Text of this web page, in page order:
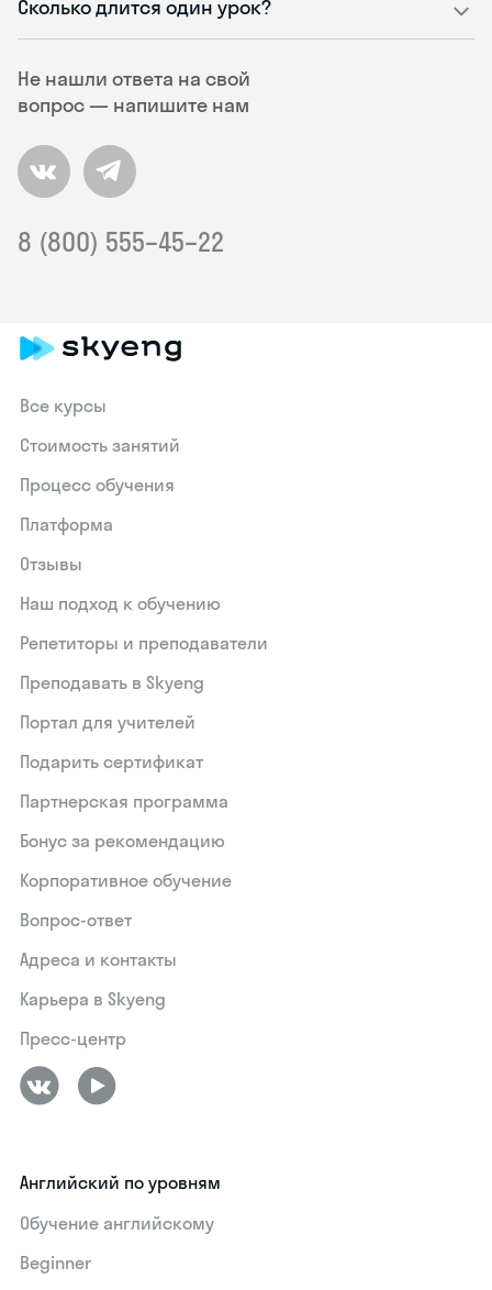
Не нашли ответа на свой
вопрос — напишите нам
8 (800) 555–45–22
Сколько длится один урок?
Все курсы
Стоимость занятий
Процесс обучения
Платформа
Отзывы
Наш подход к обучению
Репетиторы и преподаватели
Преподавать в Skyeng
Портал для учителей
Подарить сертификат
Партнерская программа
Бонус за рекомендацию
Корпоративное обучение
Вопрос-ответ
Адреса и контакты
Карьера в Skyeng
Пресс-центр
Английский по уровням
Обучение английскому
Beginner